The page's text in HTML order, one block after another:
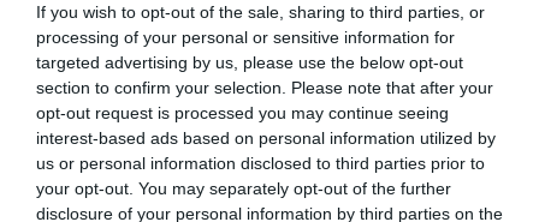
If you wish to opt-out of the sale, sharing to third parties, or
processing of your personal or sensitive information for
targeted advertising by us, please use the below opt-out
section to confirm your selection. Please note that after your
opt-out request is processed you may continue seeing
interest-based ads based on personal information utilized by
us or personal information disclosed to third parties prior to
your opt-out. You may separately opt-out of the further
disclosure of your personal information by third parties on the
Διαβάστε
περισσότερα
Διαβάστε
περισσότερα